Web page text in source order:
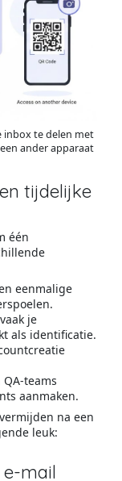
inbox te delen met
ander apparaat
tijdelijke
één
eenmalige
je
als identificatie.
teams
aanmaken.
na een
leuk:
mail